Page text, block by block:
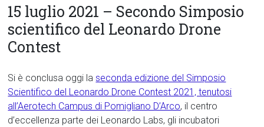
15 luglio 2021 – Secondo Simposio
scientifico del Leonardo Drone
Contest
Si è conclusa oggi laseconda edizione del Simposio
Scientifico del Leonardo Drone Contest 2021, tenutosi
all’Aerotech Campus di Pomigliano D’Arco, il centro
d’eccellenza parte dei Leonardo Labs, gli incubatori